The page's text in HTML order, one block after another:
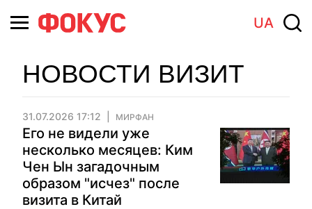
UA
НОВОСТИ ВИЗИТ
31.07.2026 17:12 МИРФАН
Его не видели уже
несколько месяцев: Ким
Чен Ын загадочным
образом "исчез" после
визита в Китай